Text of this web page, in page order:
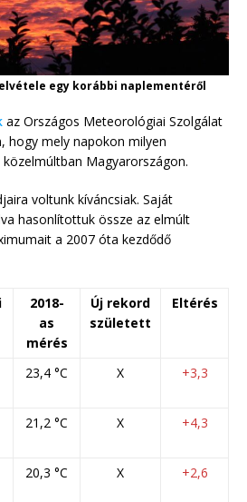
egy korábbi naplementéről
az Országos Meteorológiai Szolgálat
hogy mely napokon milyen
Magyarországon.
voltunk kíváncsiak. Saját
hasonlítottuk össze az elmúlt
a 2007 óta kezdődő
2018-
as
mérés
Új rekord
született
Eltérés
23,4 °C X +3,3
21,2 °C X +4,3
20,3 °C X +2,6